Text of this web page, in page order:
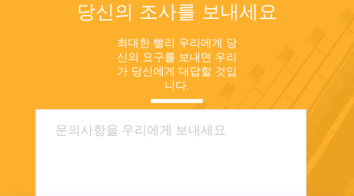
당신의 조사를 보내세요
최대한 빨리 우리에게 당
신의 요구를 보내면 우리
가 당신에게 대답할 것입
니다.